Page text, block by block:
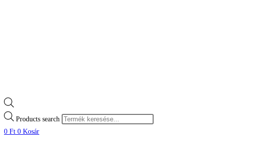
Products search
0 Ft 0 Kosár